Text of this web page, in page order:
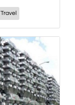
Travel